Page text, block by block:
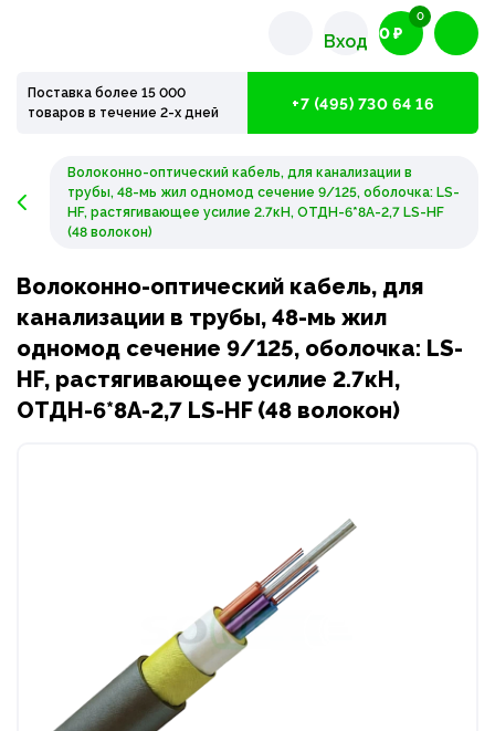
Вход 0 ₽
0
Поставка более 15 000
товаров в течение 2-х дней
+7 (495) 730 64 16
Волоконно-оптический кабель, для канализации в
трубы, 48-мь жил одномод сечение 9/125, оболочка: LS-
HF, растягивающее усилие 2.7кН, ОТДН-6*8А-2,7 LS-HF
(48 волокон)
Волоконно-оптический кабель, для
канализации в трубы, 48-мь жил
одномод сечение 9/125, оболочка: LS-
HF, растягивающее усилие 2.7кН,
ОТДН-6*8А-2,7 LS-HF (48 волокон)